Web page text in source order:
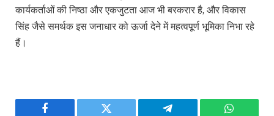
कार्यकर्ताओं की निष्ठा और एकजुटता आज भी बरकरार है, और विकास
सिंह जैसे समर्थक इस जनाधार को ऊर्जा देने में महत्वपूर्ण भूमिका निभा रहे
हैं।